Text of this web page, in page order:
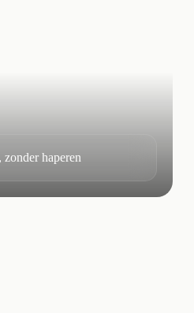
zonder haperen